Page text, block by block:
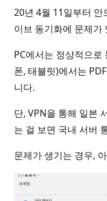
20년 4월 11일부터
이브 동기화에 문제가
PC에서는 정상적으
폰, 태블릿)에서는
니다.
단, VPN을 통해 일본
는 걸 보면 국내 서버
문제가 생기는 경우,